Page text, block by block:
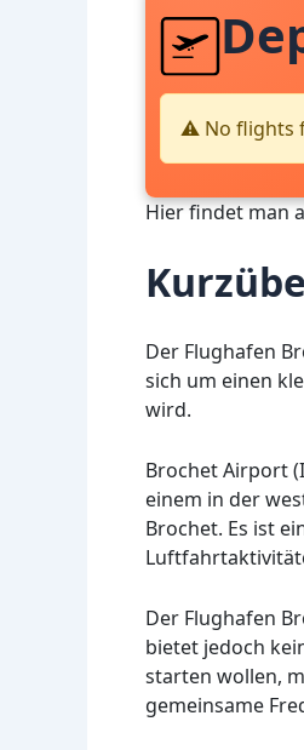
⚠️ No flights
Hier findet man
Der Flughafen
sich um einen
wird.
Brochet Airport
einem in der
Brochet. Es ist
Der Flughafen
bietet jedoch
starten wollen,
gemeinsame